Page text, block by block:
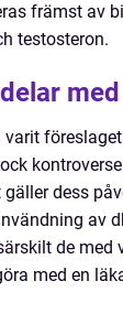
främst av
testosteron.
dess
av
de
med en